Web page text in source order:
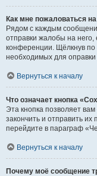
Как мне пожаловаться
Рядом с каждым
отправки жалобы на
конференции. Щёлкнув по
необходимых для
Вернуться к началу
Что означает кнопка
Эта кнопка позволяет
закончить и отправить
перейдите в параграф
Вернуться к началу
Почему моё сообщение